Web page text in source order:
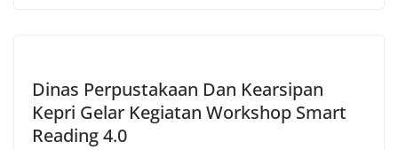
Dinas Perpustakaan Dan Kearsipan
Kepri Gelar Kegiatan Workshop Smart
Reading 4.0